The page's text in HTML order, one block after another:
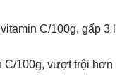
C/100g, gấp 3 l
C/100g, vượt trội hơn